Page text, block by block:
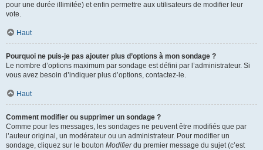
pour une durée illimitée) et enfin permettre aux utilisateurs de modifier leur
vote.
Haut
Pourquoi ne puis-je pas ajouter plus d’options à mon sondage ?
Le nombre d’options maximum par sondage est défini par l’administrateur. Si
vous avez besoin d’indiquer plus d’options, contactez-le.
Haut
Comment modifier ou supprimer un sondage ?
Comme pour les messages, les sondages ne peuvent être modifiés que par
l’auteur original, un modérateur ou un administrateur. Pour modifier un
sondage, cliquez sur le bouton Modifierdu premier message du sujet (c’est